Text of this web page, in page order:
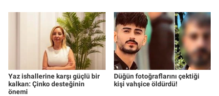
Yaz ishallerine karşı güçlü bir
kalkan: Çinko desteğinin
önemi
Düğün fotoğraflarını çektiği
kişi vahşice öldürdü!